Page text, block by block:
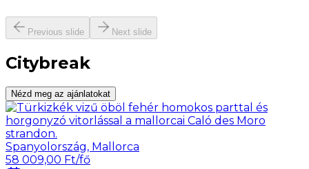
Previous slide Next slide
Citybreak
Nézd meg az ajánlatokat
Spanyolország, Mallorca
58 009,00 Ft/fő